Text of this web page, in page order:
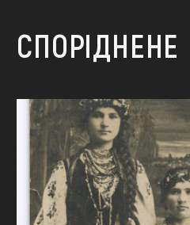
СПОРІДНЕНЕ